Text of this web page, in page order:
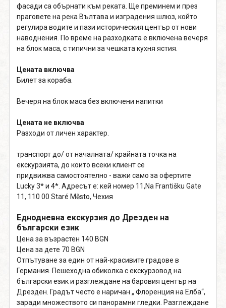
фасади са обърнати към реката. Ще преминем и през
праговете на река Вълтава и изградения шлюз, който
регулира водите и пази историческия център от нови
наводнения. По време на разходката е включена вечеря
на блок маса, с типични за чешката кухня ястия.
Цената включва
Билет за кораба.
Вечеря на блок маса без включени напитки
Цената не включва
Разходи от личен характер.
транспорт до/ от началната/ крайната точка на
екскурзията, до които всеки клиент се
придвижва самостоятелно - важи само за офертите
Lucky 3* и 4*. Адресът е: кей номер 11,Na Františku Gate
11, 110 00 Staré Město, Чехия
Еднодневна екскурзия до Дрезден на
български език
Цена за възрастен 140 BGN
Цена за дете 70 BGN
Отпътуване за един от най-красивите градове в
Германия. Пешеходна обиколка с екскурзовод на
български език и разглеждане на баровия център на
Дрезден. Градът често е наричан „ Флоренция на Елба“,
заради множеството си панорамни гледки. Разглеждане